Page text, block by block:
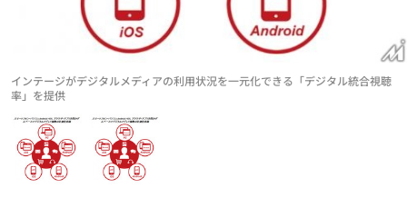
インテージがデジタルメディアの利用状況を一元化できる「デジタル統合視聴
率」を提供